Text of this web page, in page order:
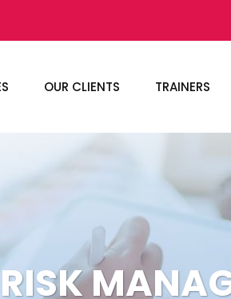
OUR CLIENTS TRAINERS